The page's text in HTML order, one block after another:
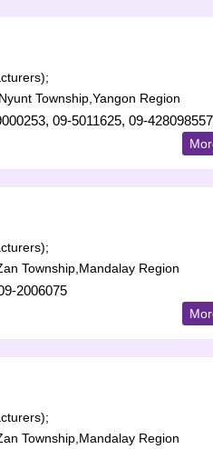
Township,Yangon Region
09-5011625, 09-428098557
Township,Mandalay Region
2006075
Township,Mandalay Region